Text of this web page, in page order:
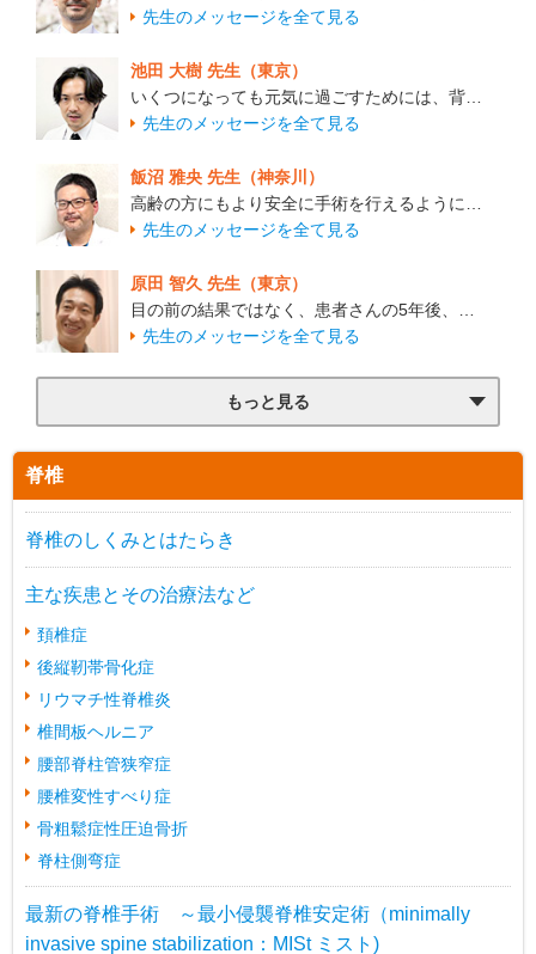
先生のメッセージを全て見る
池田 大樹 先生（東京）
いくつになっても元気に過ごすためには、背…
先生のメッセージを全て見る
飯沼 雅央 先生（神奈川）
高齢の方にもより安全に手術を行えるように…
先生のメッセージを全て見る
原田 智久 先生（東京）
目の前の結果ではなく、患者さんの5年後、…
先生のメッセージを全て見る
もっと見る
脊椎
脊椎のしくみとはたらき
主な疾患とその治療法など
頚椎症
後縦靭帯骨化症
リウマチ性脊椎炎
椎間板ヘルニア
腰部脊柱管狭窄症
腰椎変性すべり症
骨粗鬆症性圧迫骨折
脊柱側弯症
最新の脊椎手術 ～最小侵襲脊椎安定術（minimally
invasive spine stabilization：MISt ミスト)